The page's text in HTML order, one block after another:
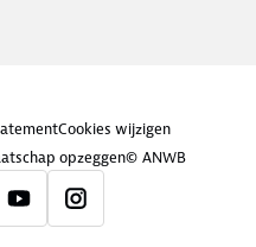
Cookies wijzigen
opzeggen© ANWB